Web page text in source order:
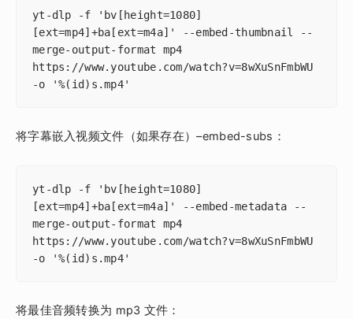
yt-dlp -f 'bv[height=1080]
[ext=mp4]+ba[ext=m4a]' --embed-thumbnail --
merge-output-format mp4
https://www.youtube.com/watch?v=8wXuSnFmbWU
-o '%(id)s.mp4'
将字幕嵌入视频文件（如果存在）–embed-subs：
yt-dlp -f 'bv[height=1080]
[ext=mp4]+ba[ext=m4a]' --embed-metadata --
merge-output-format mp4
https://www.youtube.com/watch?v=8wXuSnFmbWU
-o '%(id)s.mp4'
将最佳音频转换为 mp3 文件：